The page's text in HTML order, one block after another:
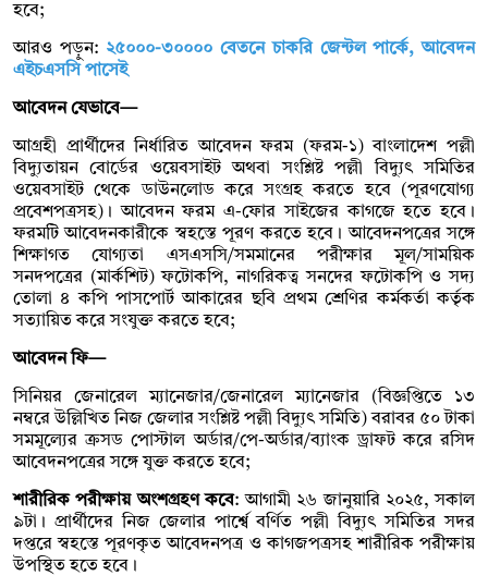
হবে;
আরও পড়ুন: ২৫০০০-৩০০০০ বেতনে চাকরি জেন্টল পার্কে, আবেদন
এইচএসসি পাসেই
আবেদন যেভাবে—
আগ্রহী প্রার্থীদের নির্ধারিত আবেদন ফরম (ফরম-১) বাংলাদেশ পল্লী
বিদ্যুতায়ন বোর্ডের ওয়েবসাইট অথবা সংশ্লিষ্ট পল্লী বিদ্যুৎ সমিতির
ওয়েবসাইট থেকে ডাউনলোড করে সংগ্রহ করতে হবে (পূরণযোগ্য
প্রবেশপত্রসহ)। আবেদন ফরম এ-ফোর সাইজের কাগজে হতে হবে।
ফরমটি আবেদনকারীকে স্বহস্তে পূরণ করতে হবে। আবেদনপত্রের সঙ্গে
শিক্ষাগত যোগ্যতা এসএসসি/সমমানের পরীক্ষার মূল/সাময়িক
সনদপত্রের (মার্কশিট) ফটোকপি, নাগরিকত্ব সনদের ফটোকপি ও সদ্য
তোলা ৪ কপি পাসপোর্ট আকারের ছবি প্রথম শ্রেণির কর্মকর্তা কর্তৃক
সত্যায়িত করে সংযুক্ত করতে হবে;
আবেদন ফি—
সিনিয়র জেনারেল ম্যানেজার/জেনারেল ম্যানেজার (বিজ্ঞপ্তিতে ১৩
নম্বরে উল্লিখিত নিজ জেলার সংশ্লিষ্ট পল্লী বিদ্যুৎ সমিতি) বরাবর ৫০ টাকা
সমমূল্যের ক্রসড পোস্টাল অর্ডার/পে-অর্ডার/ব্যাংক ড্রাফট করে রসিদ
আবেদনপত্রের সঙ্গে যুক্ত করতে হবে;
শারীরিক পরীক্ষায় অংশগ্রহণ কবে: আগামী ২৬ জানুয়ারি ২০২৫, সকাল
৯টা। প্রার্থীদের নিজ জেলার পার্শ্বে বর্ণিত পল্লী বিদ্যুৎ সমিতির সদর
দপ্তরে স্বহস্তে পূরণকৃত আবেদনপত্র ও কাগজপত্রসহ শারীরিক পরীক্ষায়
উপস্থিত হতে হবে।